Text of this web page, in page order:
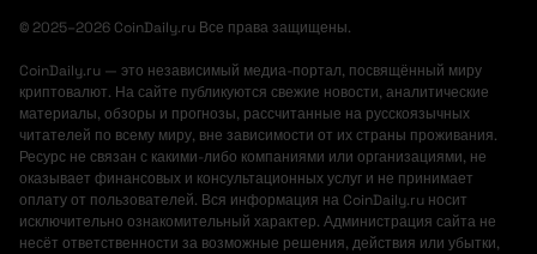
© 2025–2026 CoinDaily.ru Все права защищены.
CoinDaily.ru — это независимый медиа-портал, посвящённый миру
криптовалют. На сайте публикуются свежие новости, аналитические
материалы, обзоры и прогнозы, рассчитанные на русскоязычных
читателей по всему миру, вне зависимости от их страны проживания.
Ресурс не связан с какими-либо компаниями или организациями, не
оказывает финансовых и консультационных услуг и не принимает
оплату от пользователей. Вся информация на CoinDaily.ru носит
исключительно ознакомительный характер. Администрация сайта не
несёт ответственности за возможные решения, действия или убытки,